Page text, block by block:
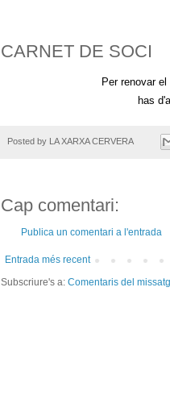
CARNET DE SOCI
Per renovar
has
Posted by LA XARXA CERVERA
Cap comentari:
Publica un comentari a l'entrada
Entrada més recent
Subscriure's a: Comentaris del